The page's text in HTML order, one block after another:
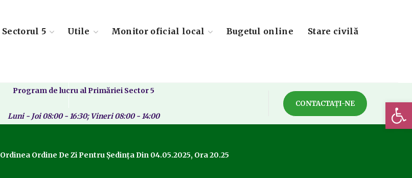
Sectorul 5 Utile Monitor oficial local Bugetul online Stare civilă
Program de lucru al Primăriei Sector 5
Luni - Joi 08:00 - 16:30; Vineri 08:00 - 14:00
CONTACTAȚI-NE
Ordinea Ordine De Zi Pentru Ședința Din 04.05.2025, Ora 20.25